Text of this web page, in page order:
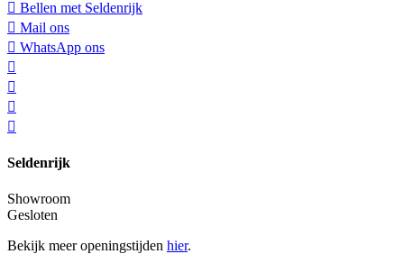
Bellen met Seldenrijk
Mail ons
WhatsApp ons
Seldenrijk
Showroom
Gesloten
Bekijk meer openingstijden hier.